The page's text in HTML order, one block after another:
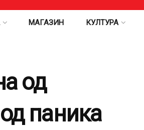
МАГАЗИН КУЛТУРА
од
паника